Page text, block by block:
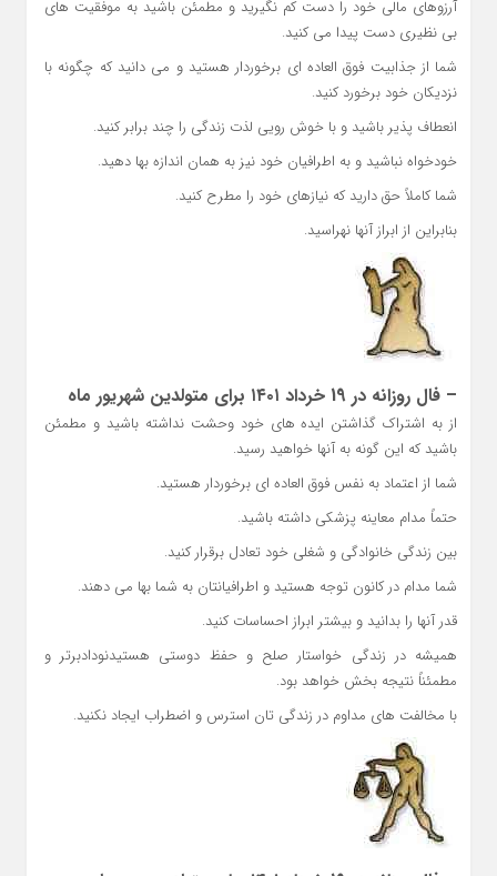
آرزوهای مالی خود را دست کم نگیرید و مطمئن باشید به موفقیت های
بی نظیری دست پیدا می کنید.
شما از جذابیت فوق العاده ای برخوردار هستید و می دانید که چگونه با
نزدیکان خود برخورد کنید.
انعطاف پذیر باشید و با خوش رویی لذت زندگی را چند برابر کنید.
خودخواه نباشید و به اطرافیان خود نیز به همان اندازه بها دهید.
شما کاملاً حق دارید که نیازهای خود را مطرح کنید.
بنابراین از ابراز آنها نهراسید.
– فال روزانه در 19 خرداد ۱۴۰۱ برای متولدین شهریور ماه
از به اشتراک گذاشتن ایده های خود وحشت نداشته باشید و مطمئن
باشید که این گونه به آنها خواهید رسید.
شما از اعتماد به نفس فوق العاده ای برخوردار هستید.
حتماً مدام معاینه پزشکی داشته باشید.
بین زندگی خانوادگی و شغلی خود تعادل برقرار کنید.
شما مدام در کانون توجه هستید و اطرافیانتان به شما بها می دهند.
قدر آنها را بدانید و بیشتر ابراز احساسات کنید.
همیشه در زندگی خواستار صلح و حفظ دوستی هستیدنودادبرتر و
مطمئناً نتیجه بخش خواهد بود.
با مخالفت های مداوم در زندگی تان استرس و اضطراب ایجاد نکنید.